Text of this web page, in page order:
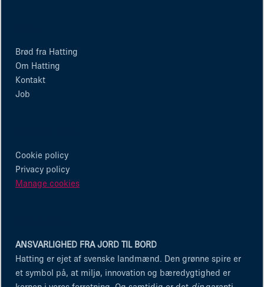
Brød fra Hatting
Om Hatting
Kontakt
Job
Cookie policy
Privacy policy
Manage cookies
ANSVARLIGHED FRA JORD TIL BORD
Hatting er ejet af svenske landmænd. Den grønne spire er
et symbol på, at miljø, innovation og bæredygtighed er